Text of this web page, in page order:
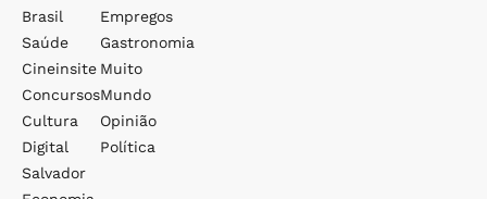
Brasil
Saúde
Cineinsite
Concursos
Cultura
Digital
Salvador
Empregos
Gastronomia
Muito
Mundo
Opinião
Política